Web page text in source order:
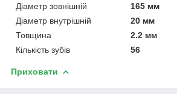
Діаметр зовнішній
165 мм
Діаметр внутрішній
20 мм
Товщина
2.2 мм
Кількість зубів
56
Приховати